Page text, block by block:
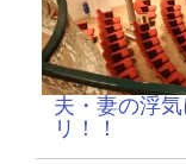
夫・妻の浮
リ！！